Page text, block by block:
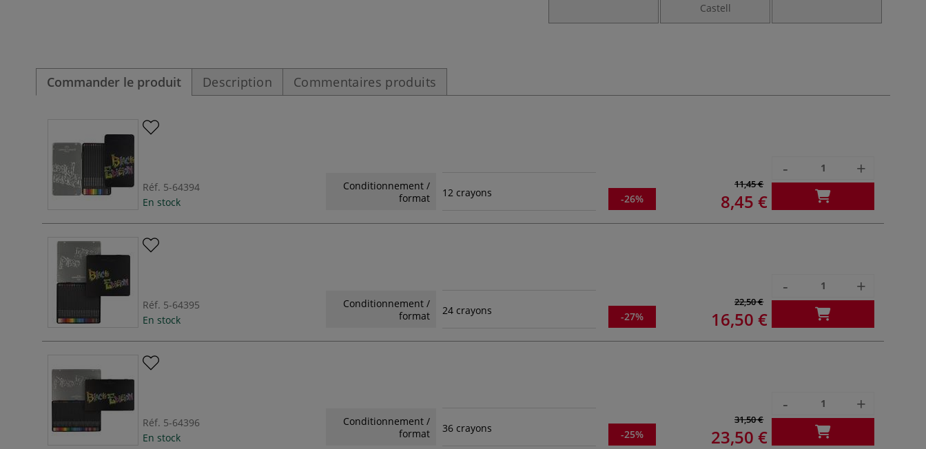
Castell
Commander le produit Description Commentaires produits
Réf. 5-64394
En stock
Conditionnement /
format
12 crayons
11,45 €
8,45 €
-26%
- +
Réf. 5-64395
En stock
Conditionnement /
format
24 crayons
22,50 €
16,50 €
-27%
- +
Réf. 5-64396
En stock
Conditionnement /
format
36 crayons
31,50 €
23,50 €
-25%
- +